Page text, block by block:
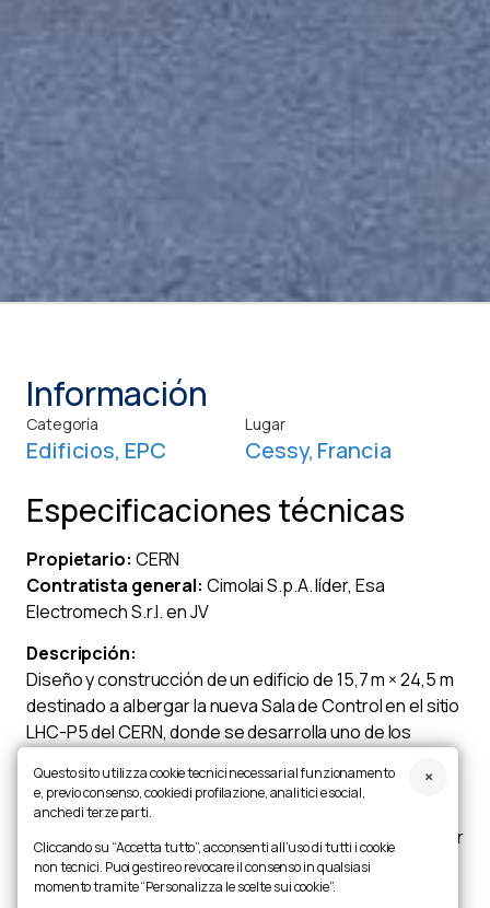
Información
Categoría
Edificios, EPC
Lugar
Cessy, Francia
Especificaciones técnicas
Propietario: CERN
Contratista general: Cimolai S.p.A. líder, Esa
Electromech S.r.l. en JV
Descripción:
Diseño y construcción de un edificio de 15,7 m × 24,5 m
destinado a albergar la nueva Sala de Control en el sitio
LHC-P5 del CERN, donde se desarrolla uno de los
para la investigación de partículas elementales.
Cimolai diseñó y construyó las obras civiles, la
estructura portante de acero, el revestimiento exterior
y las particiones interiores del edificio, además del
suministro y la instalación de los sistemas.
Questo sito utilizza cookie tecnici necessari al funzionamento
e, previo consenso, cookie di profilazione, analitici e social,
anche di terze parti.
Cliccando su “Accetta tutto”, acconsenti all’uso di tutti i cookie
non tecnici. Puoi gestire o revocare il consenso in qualsiasi
momento tramite “Personalizza le scelte sui cookie”.